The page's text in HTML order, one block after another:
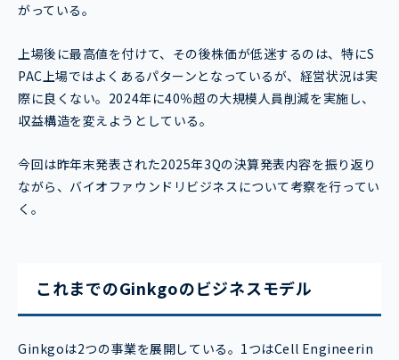
がっている。
上場後に最高値を付けて、その後株価が低迷するのは、特にS
PAC上場ではよくあるパターンとなっているが、経営状況は実
際に良くない。2024年に40％超の大規模人員削減を実施し、
収益構造を変えようとしている。
今回は昨年末発表された2025年3Qの決算発表内容を振り返り
ながら、バイオファウンドリビジネスについて考察を行ってい
く。
これまでのGinkgoのビジネスモデル
Ginkgoは2つの事業を展開している。1つはCell Engineerin